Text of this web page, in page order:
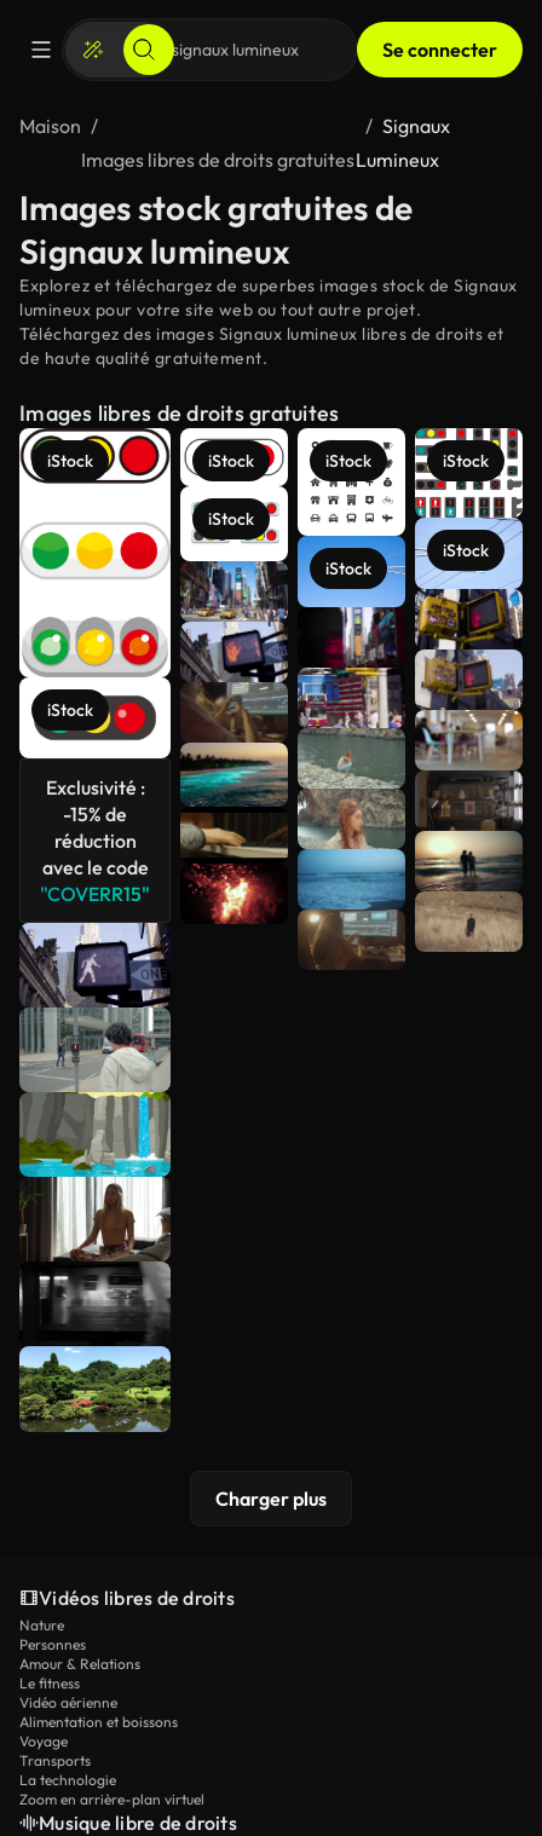
Se connecter
Maison
Images libres de droits gratuites
Signaux
Lumineux
Images stock gratuites de
Signaux lumineux
Explorez et téléchargez de superbes images stock de Signaux
lumineux pour votre site web ou tout autre projet.
Téléchargez des images Signaux lumineux libres de droits et
de haute qualité gratuitement.
Images libres de droits gratuites
iStock
iStock
Exclusivité :
-15% de
réduction
avec le code
"COVERR15"
iStock
iStock
iStock
iStock
iStock
iStock
Voir plus
Charger plus
Vidéos libres de droits
Nature
Personnes
Amour & Relations
Le fitness
Vidéo aérienne
Alimentation et boissons
Voyage
Transports
La technologie
Zoom en arrière-plan virtuel
Musique libre de droits